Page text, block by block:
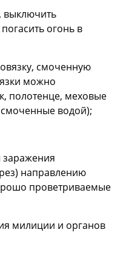
выключить
огонь в
смоченную
можно
полотенце, меховые
водой);
заражения
направлению
проветриваемые
милиции и органов